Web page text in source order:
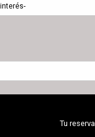
Tu reserva